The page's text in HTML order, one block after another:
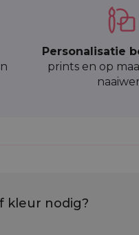
Personalisatie
prints en op
kleur nodig?